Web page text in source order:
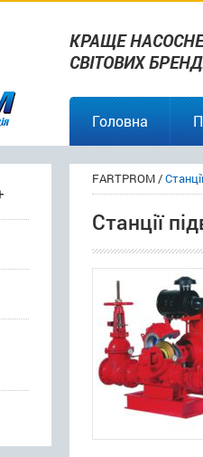
КРАЩЕ
СВІТОВИХ
Головна
FARTPROM/
Станції